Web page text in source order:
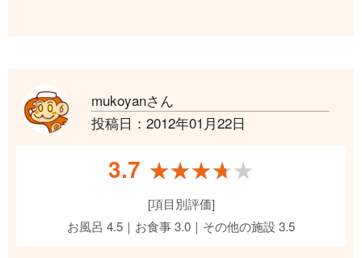
mukoyanさん
投稿日：2012年01月22日
3.7 ★★★★★
★★★★★
[項目別評価]
お風呂 4.5｜お食事 3.0｜その他の施設 3.5